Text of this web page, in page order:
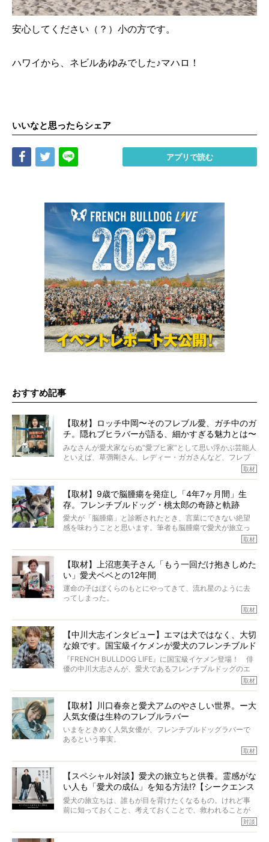
安心してください（？）小の方です。
ハワイから、ネビルあゆみでした♪マハロ！
いいなと思ったらシェア
Share Tweet アプリで読む
おすすめ記事
【取材】ロッチ中岡〜そのフレブル愛、ガチ中のガ
チ。隠れブヒラバーが語る、細かすぎる魅力とは〜
【前編】
みなさんが愛犬家ならぬ“愛ブヒ家”として思い浮かぶ芸能人
といえば、草彅剛さん、レディー・ガガさんなど、フレブ
ルを飼っている方が多いと思います。が、ロッチ中岡さん
んのインスタグラムを覗くと、たくさんのフレブルアカウ
ントがフォローされていて、わが『FRENCH BULLDOG
LIFE』モデルのnicoやトーラスも、その中の一頭。
そんな中岡さんに、フレブルの魅力を語っていただきまし
た。そのブヒ愛っぷりは、思ってた以上！ ガチ中のガチ
取材
【取材】9歳で脳腫瘍を発症し「4年7ヶ月間」生
存。フレンチブルドッグ・桃太郎の奇跡と軌跡
愛犬が「脳腫瘍」と診断されたとき、言葉にできない絶望
感を味わうことと思います。筆者も脳腫瘍で愛犬が旅立っ
たひとり。だからこそ、どれほど厄介で困難な病気かを理
ところが、フレンチブルドッグの桃太郎は9歳で脳腫瘍を発
症し、なんと4年7ヶ月間も生き抜いたのです。旅立ったと
きの年齢は13歳と11ヶ月、レジェンド級のレジェンドでし
た。さらには、治療後3年間は一度も発作が起きなかったと
いいます。
この事実はフレンチブルドッグだけでなく、脳腫瘍と闘う
太郎のオーナーである佐藤さんご夫婦に、治療の選択やケ
アについて詳しくお話しをうかがいました。
取材
【取材】上沼恵美子さん「もう一回だけ抱きしめた
い」愛犬ベベとの12年間
運命の子はぼくらのもとにやってきて、流れ星のように去
ってしまった。
り添いたいと思う。
その悲しみをいますぐ解消することはできないが、話をき
いて、泣いたり笑ったりするのもいいだろう。
こんな子だった、こんなにいい子だった、ほんとうに愛し
ていたと。
ぼくらは上沼恵美子さんのご自宅へ伺って、お話をきこう
と思った。
取材
【中川大志インタビュー】エマは犬ではなく、大切
な娘です。国宝級イケメンが愛犬のフレンチブルド
ッグと一緒に登場
『FRENCH BULLDOG LIFE』に国宝級イケメン登場！ 俳
優の中川大志さんが、愛犬であるフレンチブルドッグのエ
マちゃん（2歳の女の子）にメロメロとの情報を聞きつけ、
カエピソードが次から次へと飛び出しました。
取材
【取材】川口春奈と愛犬アムのやさしい世界。ー大
人気女優は生粋のフレブルラバー
いまをときめく人気女優が、フレンチブルドッグラバーで
あるという事実。
とりを目の当たりにするほどに、そのフレンチブルドッグ
愛がわたしたちのそれとまったく同じであることに、なん
だかうれしくなってしまったのでした。
春奈さんとアムちゃんのすてきな暮らしを、BUHI編集長の
小西がいつくしみながら、切り取らせていただきます。
取材
【スペシャル対談】愛犬の旅立ちと供養。霊感がな
い人も「愛犬の成仏」を知る方法!?【シークエンス
はやとも×PELI】
愛犬の旅立ちは、誰もが目を背けたくなるもの。けれど事
前に知っておくこと、考えておくことで、救われることが
対談